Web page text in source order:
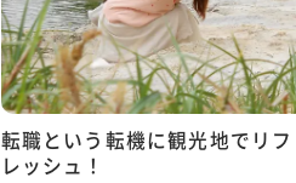
転職という転機に観光地でリフ
レッシュ！